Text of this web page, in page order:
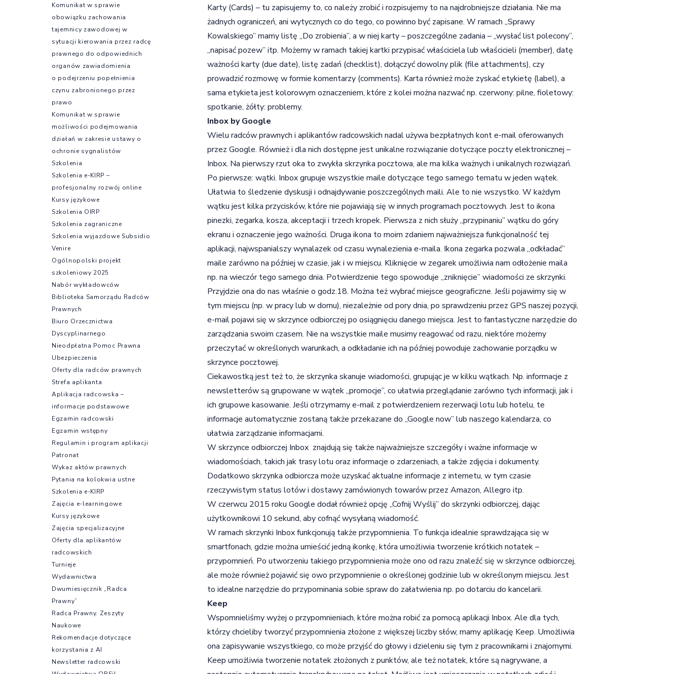
Karty (Cards) – tu zapisujemy to, co należy zrobić i rozpisujemy to na najdrobniejsze działania. Nie ma
żadnych ograniczeń, ani wytycznych co do tego, co powinno być zapisane. W ramach „Sprawy
Kowalskiego” mamy listę „Do zrobienia”, a w niej karty – poszczególne zadania – „wysłać list polecony”,
„napisać pozew” itp. Możemy w ramach takiej kartki przypisać właściciela lub właścicieli (member), datę
ważności karty (due date), listę zadań (checklist), dołączyć dowolny plik (file attachments), czy
prowadzić rozmowę w formie komentarzy (comments). Karta również może zyskać etykietę (label), a
sama etykieta jest kolorowym oznaczeniem, które z kolei można nazwać np. czerwony: pilne, fioletowy:
spotkanie, żółty: problemy.
Inbox by Google
Wielu radców prawnych i aplikantów radcowskich nadal używa bezpłatnych kont e-mail oferowanych
przez Google. Również i dla nich dostępne jest unikalne rozwiązanie dotyczące poczty elektronicznej –
Inbox. Na pierwszy rzut oka to zwykła skrzynka pocztowa, ale ma kilka ważnych i unikalnych rozwiązań.
Po pierwsze: wątki. Inbox grupuje wszystkie maile dotyczące tego samego tematu w jeden wątek.
Ułatwia to śledzenie dyskusji i odnajdywanie poszczególnych maili. Ale to nie wszystko. W każdym
wątku jest kilka przycisków, które nie pojawiają się w innych programach pocztowych. Jest to ikona
pinezki, zegarka, kosza, akceptacji i trzech kropek. Pierwsza z nich służy „przypinaniu” wątku do góry
ekranu i oznaczenie jego ważności. Druga ikona to moim zdaniem najważniejsza funkcjonalność tej
aplikacji, najwspanialszy wynalazek od czasu wynalezienia e-maila. Ikona zegarka pozwala „odkładać”
maile zarówno na później w czasie, jak i w miejscu. Kliknięcie w zegarek umożliwia nam odłożenie maila
np. na wieczór tego samego dnia. Potwierdzenie tego spowoduje „zniknięcie” wiadomości ze skrzynki.
Przyjdzie ona do nas właśnie o godz.18. Można też wybrać miejsce geograficzne. Jeśli pojawimy się w
tym miejscu (np. w pracy lub w domu), niezależnie od pory dnia, po sprawdzeniu przez GPS naszej pozycji,
e-mail pojawi się w skrzynce odbiorczej po osiągnięciu danego miejsca. Jest to fantastyczne narzędzie do
zarządzania swoim czasem. Nie na wszystkie maile musimy reagować od razu, niektóre możemy
przeczytać w określonych warunkach, a odkładanie ich na później powoduje zachowanie porządku w
skrzynce pocztowej.
Ciekawostką jest też to, że skrzynka skanuje wiadomości, grupując je w kilku wątkach. Np. informacje z
newsletterów są grupowane w wątek „promocje”, co ułatwia przeglądanie zarówno tych informacji, jak i
ich grupowe kasowanie. Jeśli otrzymamy e-mail z potwierdzeniem rezerwacji lotu lub hotelu, te
informacje automatycznie zostaną także przekazane do „Google now” lub naszego kalendarza, co
ułatwia zarządzanie informacjami.
W skrzynce odbiorczej Inbox znajdują się także najważniejsze szczegóły i ważne informacje w
wiadomościach, takich jak trasy lotu oraz informacje o zdarzeniach, a także zdjęcia i dokumenty.
Dodatkowo skrzynka odbiorcza może uzyskać aktualne informacje z internetu, w tym czasie
rzeczywistym status lotów i dostawy zamówionych towarów przez Amazon, Allegro itp.
W czerwcu 2015 roku Google dodał również opcję „Cofnij Wyślij” do skrzynki odbiorczej, dając
użytkownikowi 10 sekund, aby cofnąć wysyłaną wiadomość.
W ramach skrzynki Inbox funkcjonują także przypomnienia. To funkcja idealnie sprawdzająca się w
smartfonach, gdzie można umieścić jedną ikonkę, która umożliwia tworzenie krótkich notatek –
przypomnień. Po utworzeniu takiego przypomnienia może ono od razu znaleźć się w skrzynce odbiorczej,
ale może również pojawić się owo przypomnienie o określonej godzinie lub w określonym miejscu. Jest
to idealne narzędzie do przypominania sobie spraw do załatwienia np. po dotarciu do kancelarii.
Keep
Wspomnieliśmy wyżej o przypomnieniach, które można robić za pomocą aplikacji Inbox. Ale dla tych,
którzy chcieliby tworzyć przypomnienia złożone z większej liczby słów, mamy aplikację Keep. Umożliwia
ona zapisywanie wszystkiego, co może przyjść do głowy i dzieleniu się tym z pracownikami i znajomymi.
Keep umożliwia tworzenie notatek złożonych z punktów, ale też notatek, które są nagrywane, a
Komunikat w sprawie
obowiązku zachowania
tajemnicy zawodowej w
sytuacji kierowania przez radcę
prawnego do odpowiednich
organów zawiadomienia
o podejrzeniu popełnienia
czynu zabronionego przez
prawo
Komunikat w sprawie
możliwości podejmowania
działań w zakresie ustawy o
ochronie sygnalistów
Szkolenia
Szkolenia e-KIRP –
profesjonalny rozwój online
Kursy językowe
Szkolenia OIRP
Szkolenia zagraniczne
Szkolenia wyjazdowe Subsidio
Venire
Ogólnopolski projekt
szkoleniowy 2025
Nabór wykładowców
Biblioteka Samorządu Radców
Prawnych
Biuro Orzecznictwa
Dyscyplinarnego
Nieodpłatna Pomoc Prawna
Ubezpieczenia
Oferty dla radców prawnych
Strefa aplikanta
Aplikacja radcowska –
informacje podstawowe
Egzamin radcowski
Egzamin wstępny
Regulamin i program aplikacji
Patronat
Wykaz aktów prawnych
Pytania na kolokwia ustne
Szkolenia e-KIRP
Zajęcia e-learningowe
Kursy językowe
Zajęcia specjalizacyjne
Oferty dla aplikantów
radcowskich
Turnieje
Wydawnictwa
Dwumiesięcznik „Radca
Prawny”
Radca Prawny. Zeszyty
Naukowe
Rekomendacje dotyczące
korzystania z AI
Newsletter radcowski